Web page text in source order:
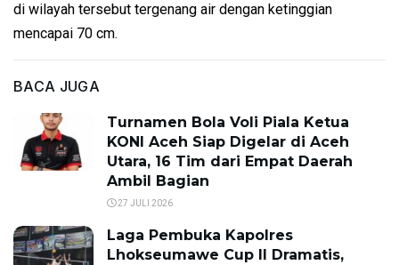
di wilayah tersebut tergenang air dengan ketinggian
mencapai 70 cm.
BACA JUGA
Turnamen Bola Voli Piala Ketua
KONI Aceh Siap Digelar di Aceh
Utara, 16 Tim dari Empat Daerah
Ambil Bagian
27 JULI 2026
Laga Pembuka Kapolres
Lhokseumawe Cup II Dramatis,